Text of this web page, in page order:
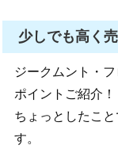
少しでも高く
ジークムント・
ポイントご紹介！
ちょっとしたこ
す。